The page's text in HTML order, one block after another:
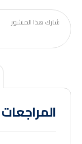
المراجعات